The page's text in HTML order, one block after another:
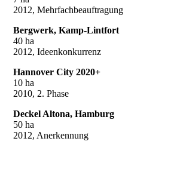
2012, Mehrfachbeauftragung
Bergwerk, Kamp-Lintfort
40 ha
2012, Ideenkonkurrenz
Hannover City 2020+
10 ha
2010, 2. Phase
Deckel Altona, Hamburg
50 ha
2012, Anerkennung